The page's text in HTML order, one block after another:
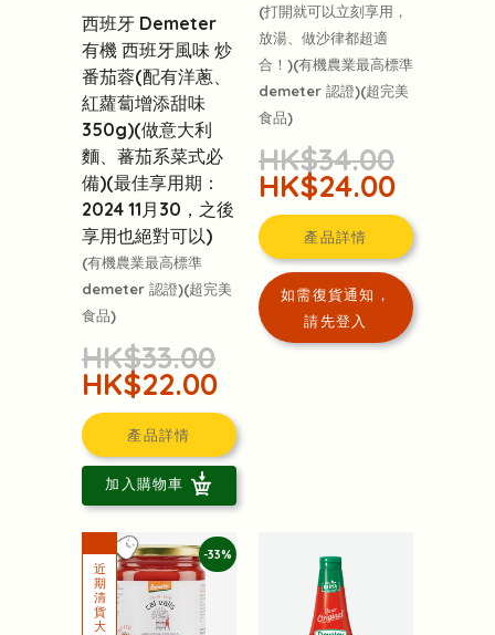
西班牙 Demeter
有機 西班牙風味 炒
番茄蓉(配有洋蔥、
紅蘿蔔增添甜味
350g)(做意大利
麵、蕃茄系菜式必
備)(最佳享用期：
2024 11月30，之後
享用也絕對可以)
(有機農業最高標準
demeter 認證)(超完美
食品)
HK$33.00
HK$22.00
產品詳情
加入購物車
(打開就可以立刻享用，
放湯、做沙律都超適
合！)(有機農業最高標準
demeter 認證)(超完美
食品)
HK$34.00
HK$24.00
產品詳情
如需復貨通知，
請先登入
-33%